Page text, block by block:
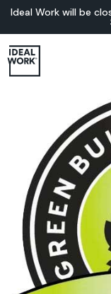
Ideal Work will be